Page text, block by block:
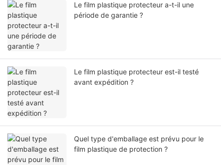
Le film plastique protecteur a-t-il une
période de garantie ?
Le film plastique protecteur est-il testé
avant expédition ?
Quel type d'emballage est prévu pour le
film plastique de protection ?